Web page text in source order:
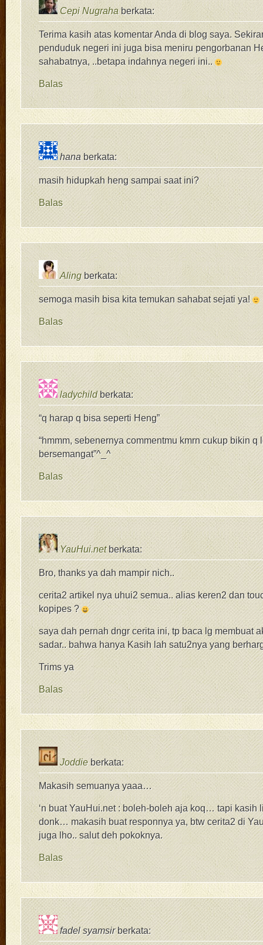
Cepi Nugraha berkata:
Terima kasih atas komentar Anda di blog saya.
penduduk negeri ini juga bisa meniru pengorbanan
sahabatnya, ..betapa indahnya negeri ini..
Balas
hana berkata:
masih hidupkah heng sampai saat ini?
Balas
Aling berkata:
semoga masih bisa kita temukan sahabat sejati ya!
Balas
ladychild berkata:
“q harap q bisa seperti Heng”
“hmmm, sebenernya commentmu kmrn cukup bikin q
bersemangat”^_^
Balas
YauHui.net berkata:
Bro, thanks ya dah mampir nich..
cerita2 artikel nya uhui2 semua.. alias keren2 dan
kopipes ?
saya dah pernah dngr cerita ini, tp baca lg membuat
sadar.. bahwa hanya Kasih lah satu2nya yang
Trims ya
Balas
Joddie berkata:
Makasih semuanya yaaa…
‘n buat YauHui.net : boleh-boleh aja koq… tapi kasih
donk… makasih buat responnya ya, btw cerita2 di
juga lho.. salut deh pokoknya.
Balas
fadel syamsir berkata: